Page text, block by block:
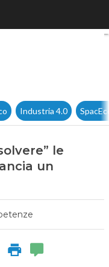
cloud per
Industria 4.0
le
un